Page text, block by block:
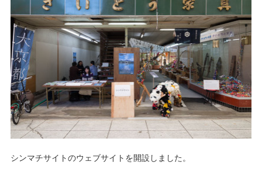
シンマチサイトのウェブサイトを開設しました。